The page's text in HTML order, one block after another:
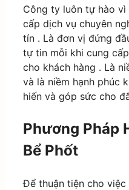
Công ty luôn tự hào vì
cấp dịch vụ chuyên
tín . Là đơn vị đứng
tự tin mỗi khi cung
cho khách hàng . Là
và là niềm hạnh phúc
hiến và góp sức cho
Phương Pháp
Bể Phốt
Để thuận tiện cho việc